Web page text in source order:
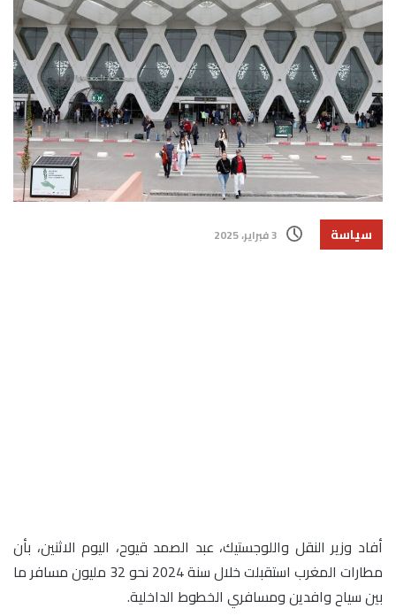
سياسة 3 فبراير، 2025
أفاد وزير النقل واللوجستيك، عبد الصمد قيوح، اليوم الاثنين، بأن
مطارات المغرب استقبلت خلال سنة 2024 نحو 32 مليون مسافر ما
بين سياح وافدين ومسافري الخطوط الداخلية.